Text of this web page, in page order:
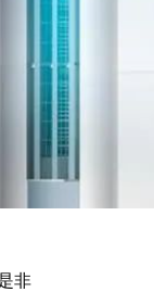
非